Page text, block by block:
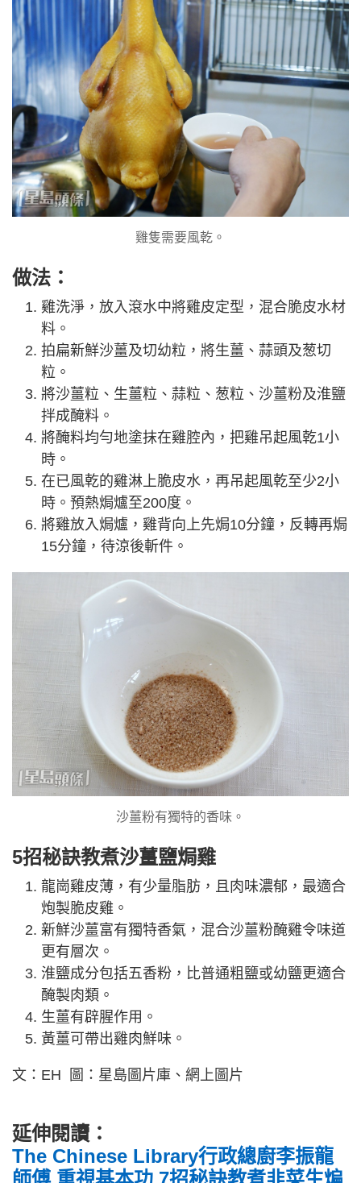
雞隻需要風乾。
做法：
雞洗淨，放入滾水中將雞皮定型，混合脆皮水材
料。
拍扁新鮮沙薑及切幼粒，將生薑、蒜頭及葱切
粒。
將沙薑粒、生薑粒、蒜粒、葱粒、沙薑粉及淮鹽
拌成醃料。
將醃料均勻地塗抹在雞腔內，把雞吊起風乾1小
時。
在已風乾的雞淋上脆皮水，再吊起風乾至少2小
時。預熱焗爐至200度。
將雞放入焗爐，雞背向上先焗10分鐘，反轉再焗
15分鐘，待涼後斬件。
沙薑粉有獨特的香味。
5招秘訣教煮沙薑鹽焗雞
龍崗雞皮薄，有少量脂肪，且肉味濃郁，最適合
炮製脆皮雞。
新鮮沙薑富有獨特香氣，混合沙薑粉醃雞令味道
更有層次。
淮鹽成分包括五香粉，比普通粗鹽或幼鹽更適合
醃製肉類。
生薑有辟腥作用。
黃薑可帶出雞肉鮮味。
文：EH 圖：星島圖片庫、網上圖片
延伸閱讀：
The Chinese Library行政總廚李振龍
師傅 重視基本功 7招秘訣教煮韭菜生煸